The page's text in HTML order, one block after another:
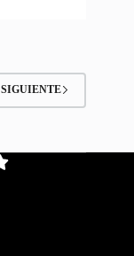
SIGUIENTE